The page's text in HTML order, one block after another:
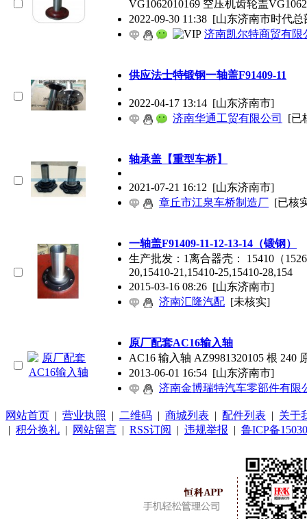
VG1062010169 空压机齿轮盖
2022-09-30 11:38 [山东济南市时代总
济南凯尔特商贸有限
供应法士特锻钢一轴盖F91409-11
2022-04-17 13:14 [山东济南市]
济南华通工贸有限公司
[已
轴承盖【重型车桥】
2021-07-21 16:12 [山东济南市]
章丘市江泉车桥制造厂 [已核
一轴盖F91409-11-12-13-14（锻钢）
生产批发：1离合器壳： 15410（
20,15410-21,15410-25,15410-28,154
2015-03-16 08:26 [山东济南市]
济南汇隆汽配 [未核实]
原厂配套AC16输入轴
AC16 输入轴 AZ9981320105 根 240
2013-06-01 16:54 [山东济南市]
济南金博瑞特汽车零部件有限
网站首页 | 营业执照 | 二维码 | 商城列表 | 配件列表 | 关于
| 积分换礼 | 网站留言 | RSS订阅 | 违规举报 | 鲁ICP备